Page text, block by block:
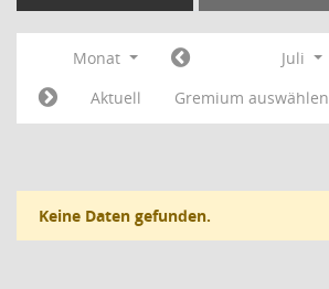
Monat Juli
Aktuell
Gremium auswählen
Keine Daten gefunden.